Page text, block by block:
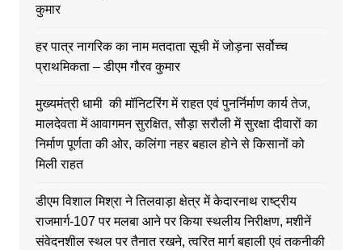
कुमार
हर पात्र नागरिक का नाम मतदाता सूची में जोड़ना सर्वोच्च
प्राथमिकता – डीएम गौरव कुमार
मुख्यमंत्री धामी की मॉनिटरिंग में राहत एवं पुनर्निर्माण कार्य तेज,
मालदेवता में आवागमन सुरक्षित, सौड़ा सरौली में सुरक्षा दीवारों का
निर्माण पूर्णता की ओर, कलिंगा नहर बहाल होने से किसानों को
मिली राहत
डीएम विशाल मिश्रा ने तिलवाड़ा क्षेत्र में केदारनाथ राष्ट्रीय
राजमार्ग-107 पर मलबा आने पर किया स्थलीय निरीक्षण, मशीनें
संवेदनशील स्थल पर तैनात रखने, त्वरित मार्ग बहाली एवं तकनीकी